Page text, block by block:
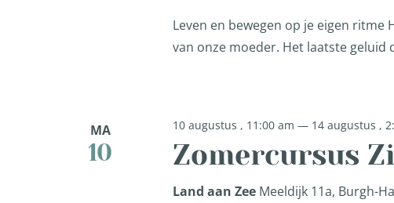
Leven en bewegen op je eigen
van onze moeder. Het laatste geluid
MA
10 Zomercursus
10 augustus , 11:00 am — 14 augustus ,
Land aan Zee Meeldijk 11a, Burgh-